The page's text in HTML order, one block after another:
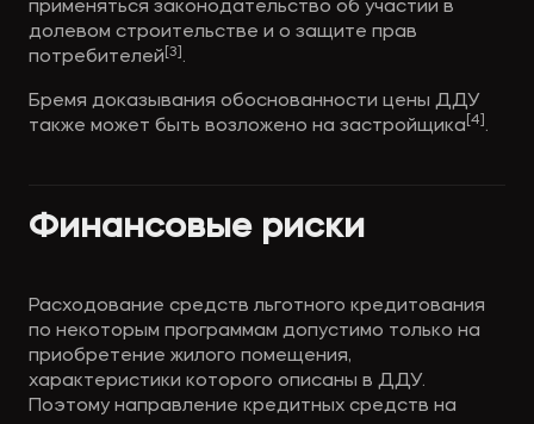
применяться законодательство об участии в
долевом строительстве и о защите прав
потребителей [3] .
Бремя доказывания обоснованности цены ДДУ
также может быть возложено на застройщика [4] .
Финансовые риски
Расходование средств льготного кредитования
по некоторым программам допустимо только на
приобретение жилого помещения,
характеристики которого описаны в ДДУ.
Поэтому направление кредитных средств на